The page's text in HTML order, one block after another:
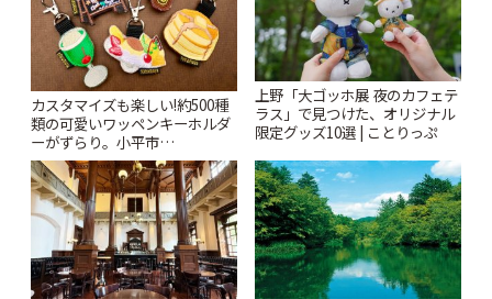
カスタマイズも楽しい!約500種
類の可愛いワッペンキーホルダ
ーがずらり。小平市
「Kimamaya T&K」 | ことりっ
ぷ
上野「大ゴッホ展 夜のカフェテ
ラス」で見つけた、オリジナル
限定グッズ10選 | ことりっぷ